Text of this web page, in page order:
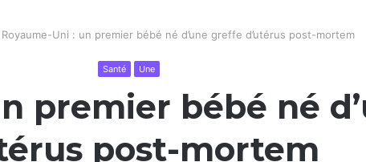
Royaume-Uni : un premier bébé né d’une greffe d’utérus post-mortem
Santé Une
premier bébé né
post-mortem